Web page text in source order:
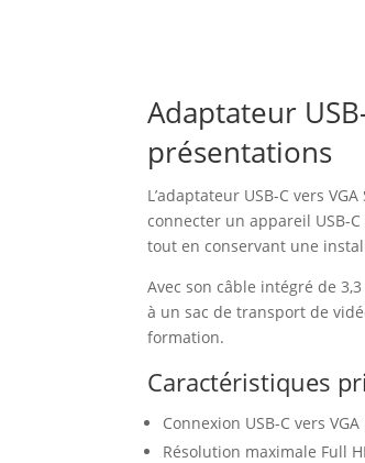
Adaptateur
présentations
L’adaptateur USB-C vers
connecter un appareil USB-
tout en conservant une
Avec son câble intégré de
à un sac de transport de
formation.
Caractéristiques
Connexion USB-C vers
Résolution maximale Full